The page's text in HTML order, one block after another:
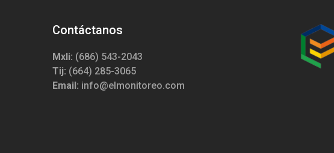
Contáctanos
Mxli: (686) 543-2043
Tij: (664) 285-3065
Email: info@elmonitoreo.com